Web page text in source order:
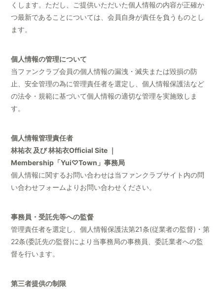
くします。ただし、ご提供いただいた個人情報の内容が正確か
つ最新であることについては、会員自身が責任を負うものとし
ます。
個人情報の管理について
当ファンクラブ会員の個人情報の漏洩・滅失または毀損の防
止、安全管理の為に管理責任者を選定し、個人情報保護法など
の法令・規範に基づいて個人情報の適切な管理を実施致しま
す。
個人情報管理責任者
林祐衣 及び 林祐衣Official Site ｜
Membership「Yui♡Town」事務局
個人情報に関するお問い合わせは当ファンクラブサイト内の問
い合わせフォームよりお問い合わせください。
事務員・受託先等への監督
管理責任者を選定し、個人情報保護法第21条(従業者の監督)・第
22条(委託先の監督)により当事務局の事務員、委託業者への監
督を行います。
第三者提供の制限